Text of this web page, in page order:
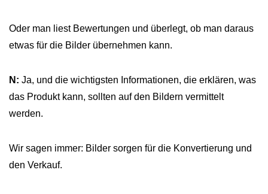
Oder man liest Bewertungen und überlegt, ob man daraus
etwas für die Bilder übernehmen kann.
N: Ja, und die wichtigsten Informationen, die erklären, was
das Produkt kann, sollten auf den Bildern vermittelt
werden.
Wir sagen immer: Bilder sorgen für die Konvertierung und
den Verkauf.